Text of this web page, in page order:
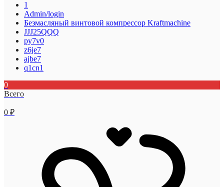
1
Admin/login
Безмасляный винтовой компрессор Kraftmaсhine
JJJ25QQQ
py7v0
z6je7
ajbe7
q1cn1
0
Всего
0 ₽